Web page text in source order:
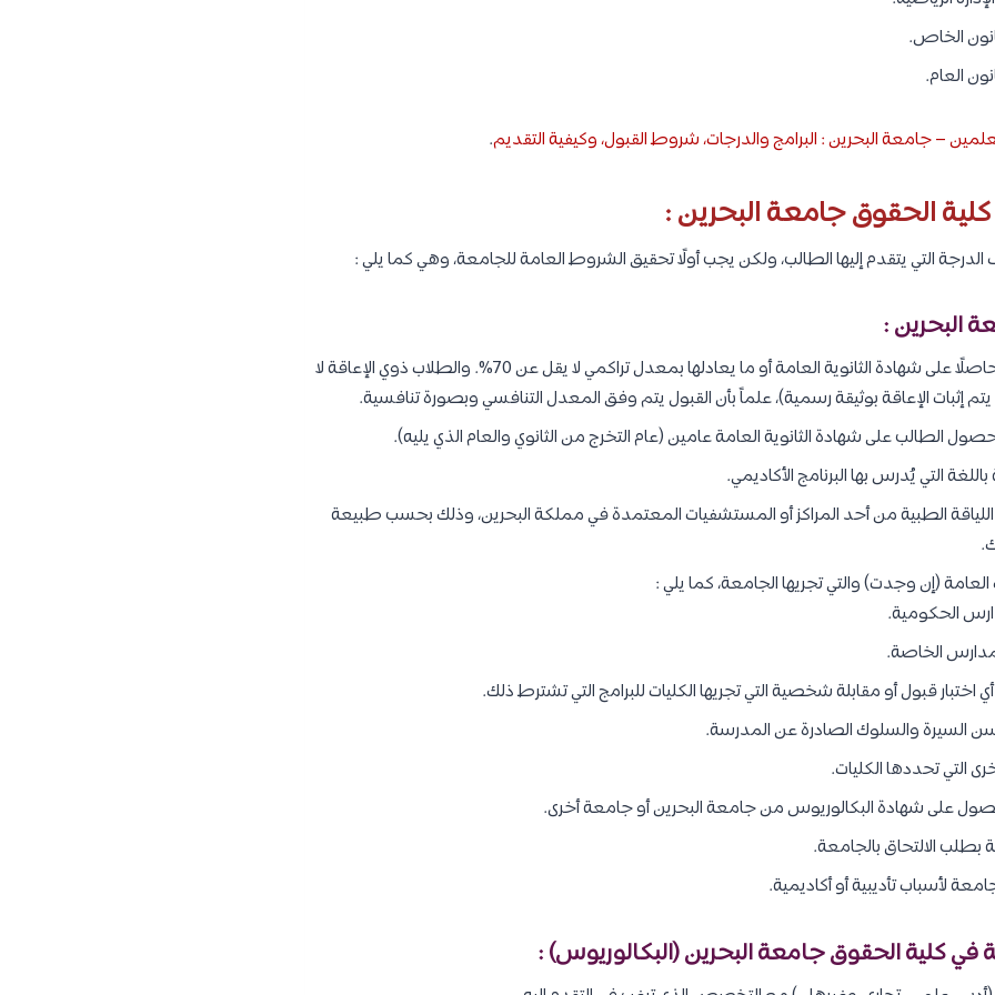
الخاص.
العام.
– جامعة البحرين : البرامج والدرجات، شروط القبول، وكيفية التقديم.
الحقوق جامعة البحرين :
التي يتقدم إليها الطالب، ولكن يجب أولًا تحقيق الشروط العامة للجامعة، وهي كما يلي :
البحرين :
يجب أن يكون المتقدم حاصلًا على شهادة الثانوية العامة أو ما يعادلها بمعدل تراكمي لا يقل عن 70%. والطلاب ذوي الإعاقة لا
الطالب على شهادة الثانوية العامة عامين (عام التخرج من الثانوي والعام الذي يليه).
التي يُدرس بها البرنامج الأكاديمي.
الطبية من أحد المراكز أو المستشفيات المعتمدة في مملكة البحرين، وذلك بحسب طبيعة
العامة (إن وجدت) والتي تجريها الجامعة، كما يلي :
الحكومية.
الخاصة.
اختبار قبول أو مقابلة شخصية التي تجريها الكليات للبرامج التي تشترط ذلك.
والسلوك الصادرة عن المدرسة.
التي تحددها الكليات.
على شهادة البكالوريوس من جامعة البحرين أو جامعة أخرى.
الالتحاق بالجامعة.
لأسباب تأديبية أو أكاديمية.
كلية الحقوق جامعة البحرين (البكالوريوس) :